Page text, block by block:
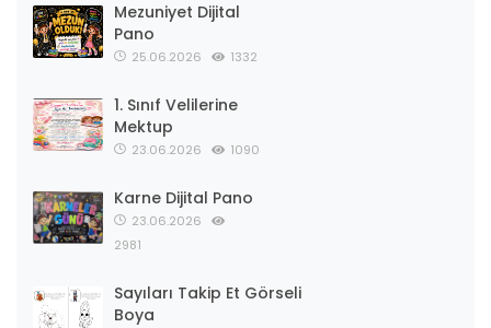
Mezuniyet Dijital
Pano
25.06.2026 1332
1. Sınıf Velilerine
Mektup
23.06.2026 1090
Karne Dijital Pano
23.06.2026
2981
Sayıları Takip Et Görseli
Boya